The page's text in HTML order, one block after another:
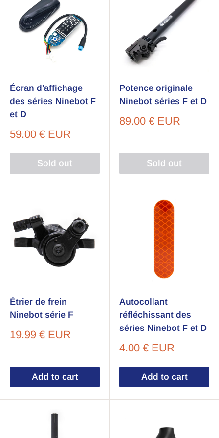
Ninebot by Segway de la série F ou D avant de
procéder à l'achat et à l'installation. Il est
recommandé de consulter le manuel d'utilisateur
de votre trottinette pour des instructions
Écran d'affichage
des séries Ninebot F
et D
Sale
59.00 € EUR
Sold out
Potence originale
Ninebot séries F et D
Sale
89.00 € EUR
Sold out
Étrier de frein
Ninebot série F
Sale
19.99 € EUR
Add to cart
Autocollant
réfléchissant des
séries Ninebot F et D
Sale
4.00 € EUR
Add to cart